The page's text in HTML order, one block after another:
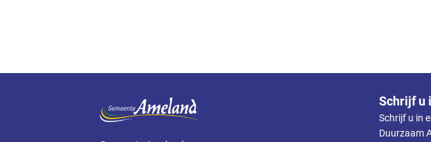
Schrijf u
Schrijf u in
Duurzaam